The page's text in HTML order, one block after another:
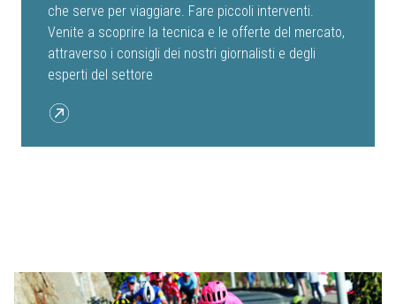
che serve per viaggiare. Fare piccoli interventi.
Venite a scoprire la tecnica e le offerte del mercato,
attraverso i consigli dei nostri giornalisti e degli
esperti del settore